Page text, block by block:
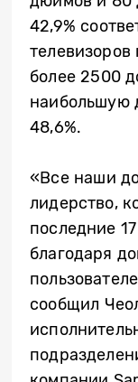
42,9%
более 2500
наибольшую
48,6%.
«Все наши
лидерство,
последние
благодаря
сообщил